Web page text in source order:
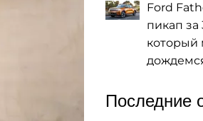
Ford
пикап за
который
Последние